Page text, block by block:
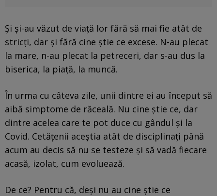
Și și-au văzut de viață lor fără să mai fie atât de
stricți, dar și fără cine știe ce excese. N-au plecat
la mare, n-au plecat la petreceri, dar s-au dus la
biserica, la piață, la muncă.
În urma cu câteva zile, unii dintre ei au început să
aibă simptome de răceală. Nu cine știe ce, dar
dintre acelea care te pot duce cu gândul și la
Covid. Cetățenii aceștia atât de disciplinați până
acum au decis să nu se testeze și să vadă fiecare
acasă, izolat, cum evoluează.
De ce? Pentru că, deși nu au cine știe ce